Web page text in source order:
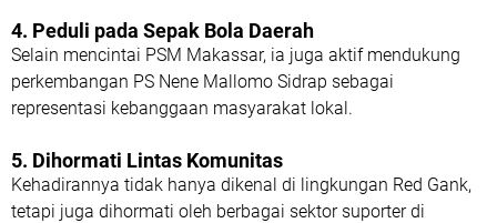
4. Peduli pada Sepak Bola Daerah
Selain mencintai PSM Makassar, ia juga aktif mendukung
perkembangan PS Nene Mallomo Sidrap sebagai
representasi kebanggaan masyarakat lokal.
5. Dihormati Lintas Komunitas
Kehadirannya tidak hanya dikenal di lingkungan Red Gank,
tetapi juga dihormati oleh berbagai sektor suporter di